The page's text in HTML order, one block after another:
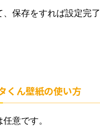
、保存をすれば設定完了
くん壁紙の使い方
意です。